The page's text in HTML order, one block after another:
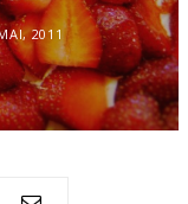
2011